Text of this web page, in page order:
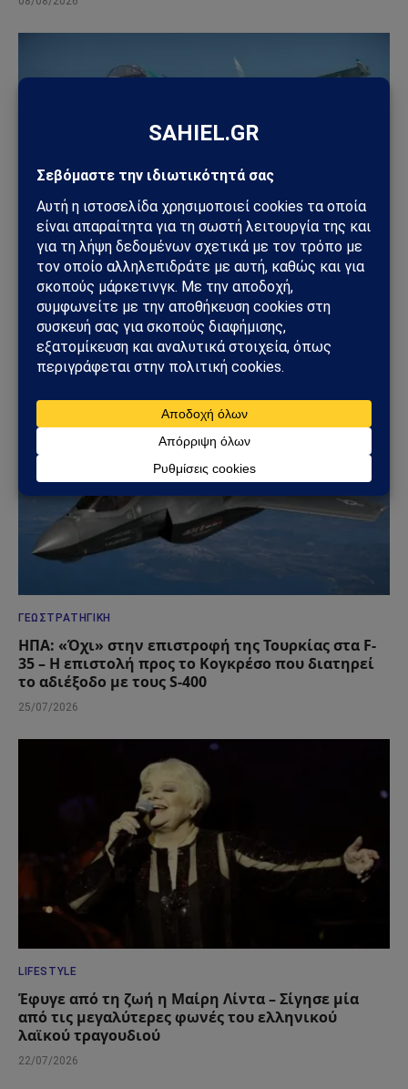
ΓΕΩΣΤΡΑΤΗΓΙΚΉ
Ρωσία: Δορυφορικές εικόνες αποκαλύπτουν νέα
οχυρωμένα καταφύγια αεροσκαφών – Η Μόσχα
προετοιμάζεται για βαθύτερο πόλεμο φθοράς
31/07/2026
ΓΕΩΣΤΡΑΤΗΓΙΚΉ
ΗΠΑ: «Όχι» στην επιστροφή της Τουρκίας στα F-
35 – Η επιστολή προς το Κογκρέσο που διατηρεί
το αδιέξοδο με τους S-400
25/07/2026
LIFESTYLE
Έφυγε από τη ζωή η Μαίρη Λίντα – Σίγησε μία
από τις μεγαλύτερες φωνές του ελληνικού
λαϊκού τραγουδιού
22/07/2026